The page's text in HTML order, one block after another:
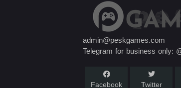
admin@peskgames.com
Telegram for business only:
Facebook Twitter